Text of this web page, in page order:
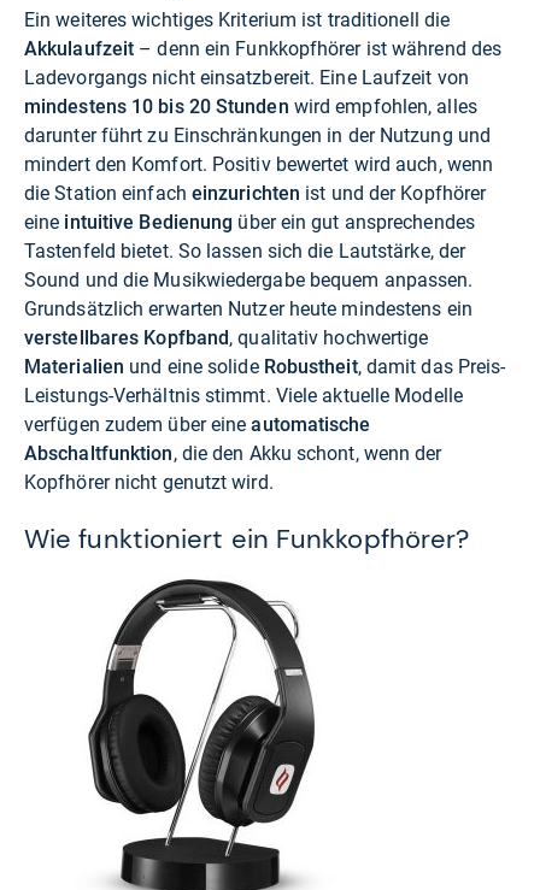
Ein weiteres wichtiges Kriterium ist traditionell die
Akkulaufzeit – denn ein Funkkopfhörer ist während des
Ladevorgangs nicht einsatzbereit. Eine Laufzeit von
mindestens 10 bis 20 Stunden wird empfohlen, alles
darunter führt zu Einschränkungen in der Nutzung und
mindert den Komfort. Positiv bewertet wird auch, wenn
die Station einfach einzurichten ist und der Kopfhörer
eine intuitive Bedienung über ein gut ansprechendes
Tastenfeld bietet. So lassen sich die Lautstärke, der
Sound und die Musikwiedergabe bequem anpassen.
Grundsätzlich erwarten Nutzer heute mindestens ein
verstellbares Kopfband, qualitativ hochwertige
Materialien und eine solide Robustheit, damit das Preis-
Leistungs-Verhältnis stimmt. Viele aktuelle Modelle
verfügen zudem über eineautomatische
Abschaltfunktion, die den Akku schont, wenn der
Kopfhörer nicht genutzt wird.
Wie funktioniert ein Funkkopfhörer?